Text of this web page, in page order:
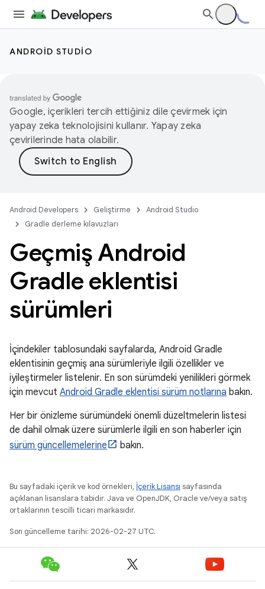
ANDROID STUDIO
Google, içerikleri tercih ettiğiniz dile çevirmek için
yapay zeka teknolojisini kullanır. Yapay zeka
çevirilerinde hata olabilir.
Android Developers Geliştirme
Android Studio
Gradle derleme kılavuzları
Geçmiş Android
Gradle eklentisi
sürümleri
İçindekiler tablosundaki sayfalarda, Android Gradle
eklentisinin geçmiş ana sürümleriyle ilgili özellikler ve
iyileştirmeler listelenir. En son sürümdeki yenilikleri görmek
için mevcut Android Gradle eklentisi sürüm notlarına bakın.
Her bir önizleme sürümündeki önemli düzeltmelerin listesi
de dahil olmak üzere sürümlerle ilgili en son haberler için
sürüm güncellemelerine
bakın.
Bu sayfadaki içerik ve kod örnekleri, İçerik Lisansı sayfasında
açıklanan lisanslara tabidir. Java ve OpenJDK, Oracle ve/veya satış
ortaklarının tescilli ticari markasıdır.
Son güncelleme tarihi: 2026-02-27 UTC.